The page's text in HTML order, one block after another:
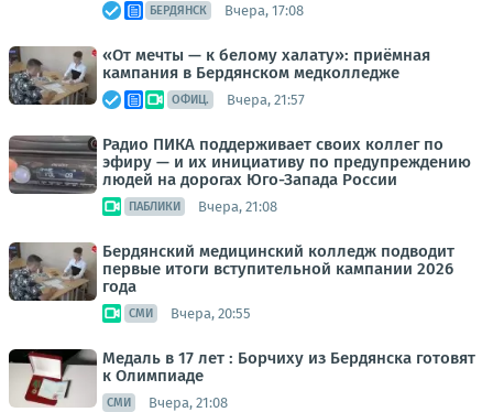
БЕРДЯНСК Вчера, 17:08
«От мечты — к белому халату»: приёмная
кампания в Бердянском медколледже
ОФИЦ. Вчера, 21:57
Радио ПИКА поддерживает своих коллег по
эфиру — и их инициативу по предупреждению
людей на дорогах Юго-Запада России
ПАБЛИКИ Вчера, 21:08
Бердянский медицинский колледж подводит
первые итоги вступительной кампании 2026
года
СМИ Вчера, 20:55
Медаль в 17 лет : Борчиху из Бердянска готовят
к Олимпиаде
СМИ Вчера, 21:08